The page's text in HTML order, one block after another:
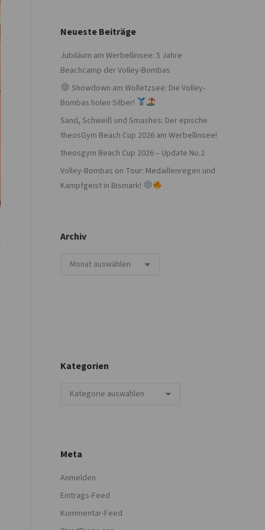
Neueste Beiträge
Jubiläum am Werbellinsee: 5 Jahre
Beachcamp der Volley-Bombas
Showdown am Wolletzsee: Die Volley-
Bombas holen Silber!
Sand, Schweiß und Smashes: Der epische
theosGym Beach Cup 2026 am Werbellinsee!
theosgym Beach Cup 2026 – Update No.2
Volley-Bombas on Tour: Medaillenregen und
Kampfgeist in Bismark!
Archiv
Archiv
Kategorien
Kategorien
Meta
Anmelden
Eintrags-Feed
Kommentar-Feed